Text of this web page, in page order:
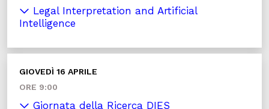
Legal Interpretation and Artificial
Intelligence
GIOVEDÌ 16 APRILE
ORE 9:00
Giornata della Ricerca DIES